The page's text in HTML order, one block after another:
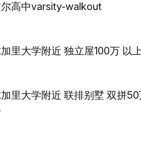
高中varsity-walkout
里大学附近 独立屋100万 以
里大学附近 联排别墅 双拼